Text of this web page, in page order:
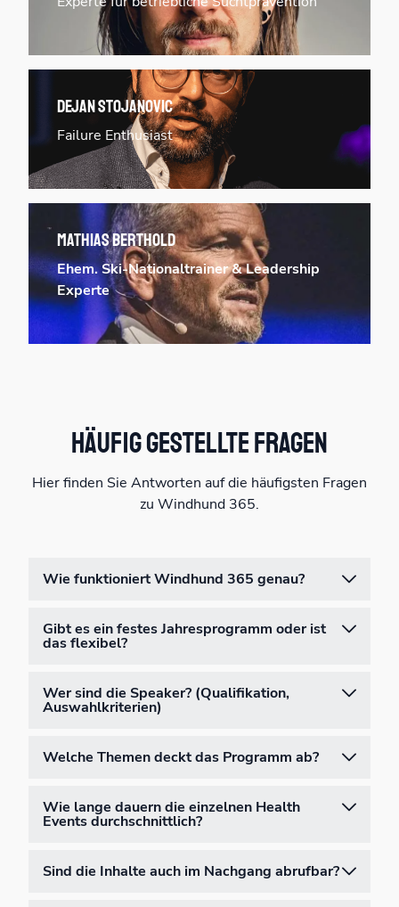
Dejan Stojanovic
Failure Enthusiast
Mathias Berthold
Ehem.Ski-Nationaltrainer & Leadership
Experte
Häufig gestellte Fragen
Hier finden Sie Antworten auf die häufigsten Fragen
zu Windhund 365.
Wie funktioniert Windhund 365 genau?
Gibt es ein festes Jahresprogramm oder ist
das flexibel?
Wer sind die Speaker? (Qualifikation,
Auswahlkriterien)
Welche Themen deckt das Programm ab?
Wie lange dauern die einzelnen Health
Events durchschnittlich?
Sind die Inhalte auch im Nachgang abrufbar?